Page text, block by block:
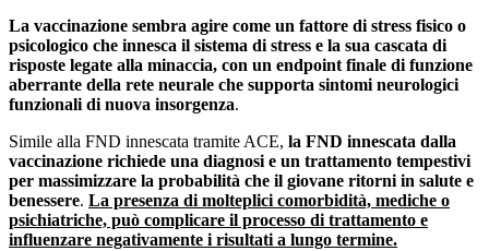
La vaccinazione sembra agire come un fattore di stress fisico o
psicologico che innesca il sistema di stress e la sua cascata di
risposte legate alla minaccia, con un endpoint finale di funzione
aberrante della rete neurale che supporta sintomi neurologici
funzionali di nuova insorgenza.
Simile alla FND innescata tramite ACE, la FND innescata dalla
vaccinazione richiede una diagnosi e un trattamento tempestivi
per massimizzare la probabilità che il giovane ritorni in salute e
benessere. La presenza di molteplici comorbidità, mediche o
psichiatriche, può complicare il processo di trattamento e
influenzare negativamente i risultati a lungo termine.